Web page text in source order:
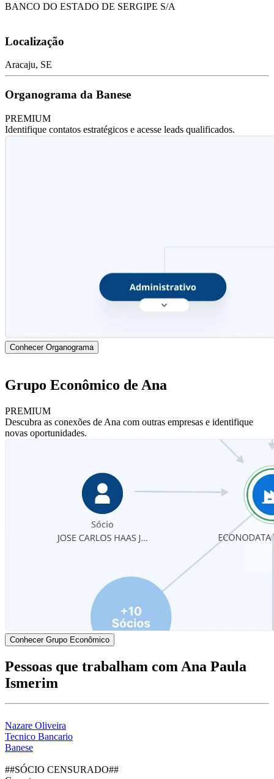
BANCO DO ESTADO DE SERGIPE S/A
Localização
Aracaju, SE
Organograma da Banese
PREMIUM
Identifique contatos estratégicos e acesse leads qualificados.
Conhecer Organograma
Grupo Econômico de Ana
PREMIUM
Descubra as conexões de Ana com outras empresas e identifique
novas oportunidades.
Conhecer Grupo Econômico
Pessoas que trabalham com Ana Paula
Ismerim
Nazare Oliveira
Tecnico Bancario
Banese
##SÓCIO CENSURADO##